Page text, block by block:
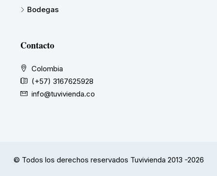
Bodegas
Contacto
Colombia
(+57) 3167625928
info@tuvivienda.co
© Todos los derechos reservados Tuvivienda 2013 -2026